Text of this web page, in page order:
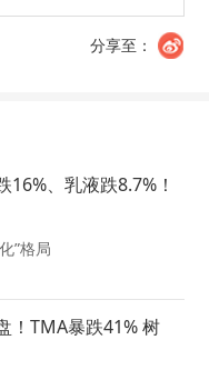
分享至：
16%、乳液跌8.7%！
”格局
！TMA暴跌41% 树